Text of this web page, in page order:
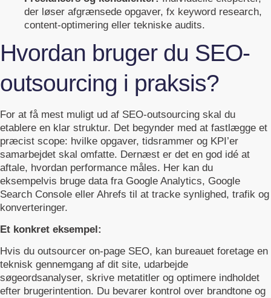
der løser afgrænsede opgaver, fx keyword research,
content‑optimering eller tekniske audits.
Hvordan bruger du SEO-
outsourcing i praksis?
For at få mest muligt ud af SEO-outsourcing skal du
etablere en klar struktur. Det begynder med at fastlægge et
præcist scope: hvilke opgaver, tidsrammer og KPI’er
samarbejdet skal omfatte. Dernæst er det en god idé at
aftale, hvordan performance måles. Her kan du
eksempelvis bruge data fra Google Analytics, Google
Search Console eller Ahrefs til at tracke synlighed, trafik og
konverteringer.
Et konkret eksempel:
Hvis du outsourcer on‑page SEO, kan bureauet foretage en
teknisk gennemgang af dit site, udarbejde
søgeordsanalyser, skrive metatitler og optimere indholdet
efter brugerintention. Du bevarer kontrol over brandtone og